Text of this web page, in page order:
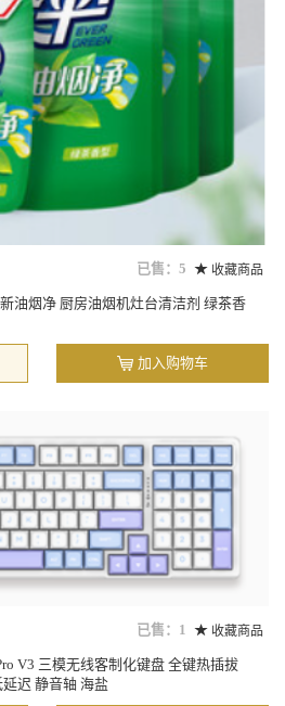
已售：5 收藏商品
油烟净 厨房油烟机灶台清洁剂 绿茶香
加入购物车
已售：1 收藏商品
V3 三模无线客制化键盘 全键热插拔
迟 静音轴 海盐